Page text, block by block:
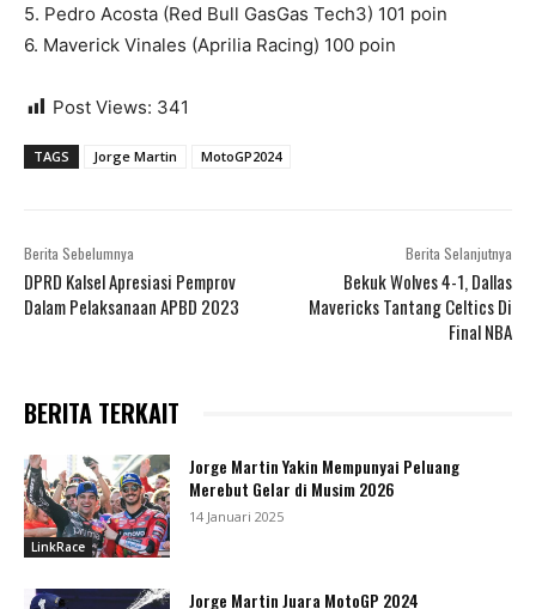
5. Pedro Acosta (Red Bull GasGas Tech3) 101 poin
6. Maverick Vinales (Aprilia Racing) 100 poin
Post Views: 341
TAGS Jorge Martin MotoGP2024
Berita Sebelumnya
DPRD Kalsel Apresiasi Pemprov
Dalam Pelaksanaan APBD 2023
Berita Selanjutnya
Bekuk Wolves 4-1, Dallas
Mavericks Tantang Celtics Di
Final NBA
BERITA TERKAIT
LinkRace
Jorge Martin Yakin Mempunyai Peluang
Merebut Gelar di Musim 2026
14 Januari 2025
Jorge Martin Juara MotoGP 2024